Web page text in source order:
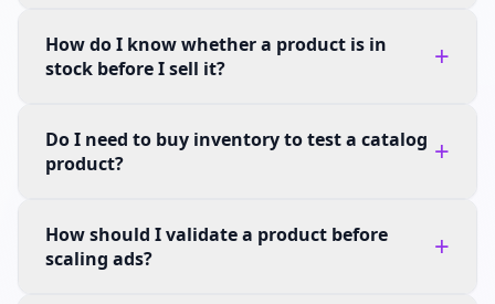
How do I know whether a product is in
stock before I sell it?
+
Do I need to buy inventory to test a catalog
product?
+
How should I validate a product before
scaling ads?
+